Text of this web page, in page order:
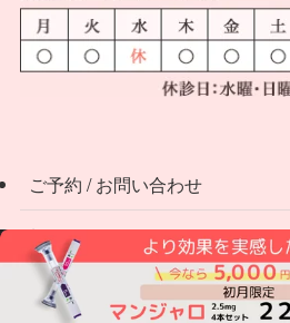
ご予約 / お問い合わせ
料金
当クリニックについて